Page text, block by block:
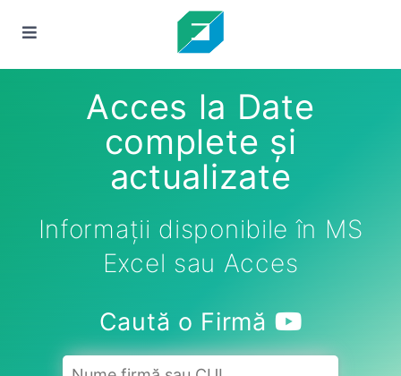
Acces la Date
complete și
actualizate
Informații disponibile în MS
Excel sau Acces
Caută o Firmă